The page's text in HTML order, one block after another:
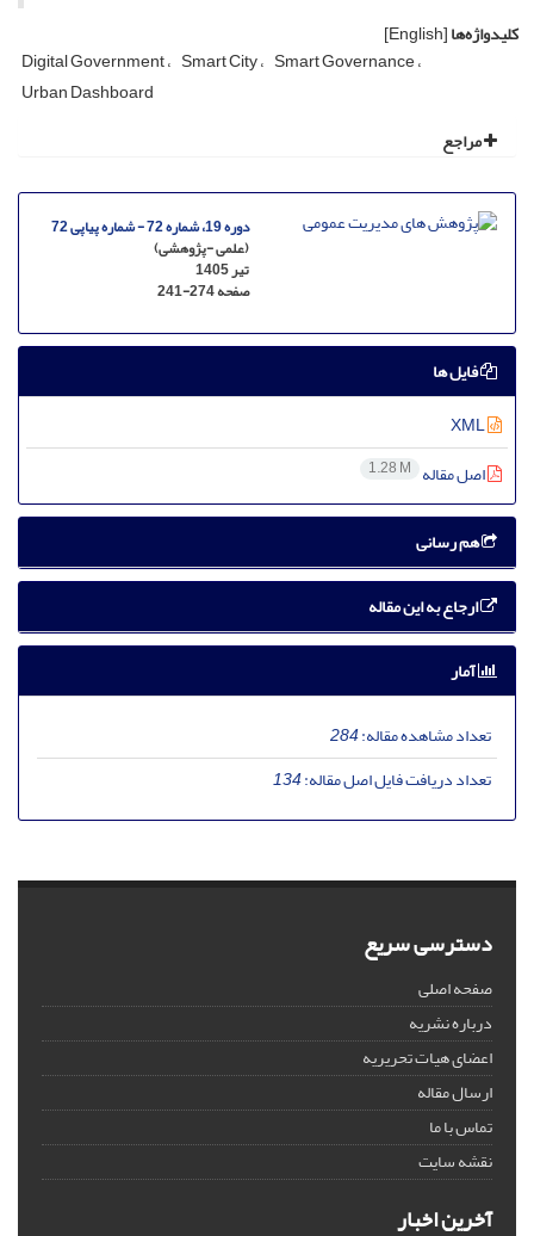
کلیدواژه‌ها[English]
Digital Government Smart City Smart Governance
Urban Dashboard
مراجع
دوره 19، شماره 72 - شماره پیاپی 72
(علمی -پژوهشی)
تیر 1405
صفحه241-274
فایل ها
اصل مقاله 1.28 M
هم رسانی
ارجاع به این مقاله
آمار
تعداد مشاهده مقاله:284
تعداد دریافت فایل اصل مقاله:134
دسترسی سریع
صفحه اصلی
درباره نشریه
اعضای هیات تحریریه
ارسال مقاله
تماس با ما
نقشه سایت
آخرین اخبار